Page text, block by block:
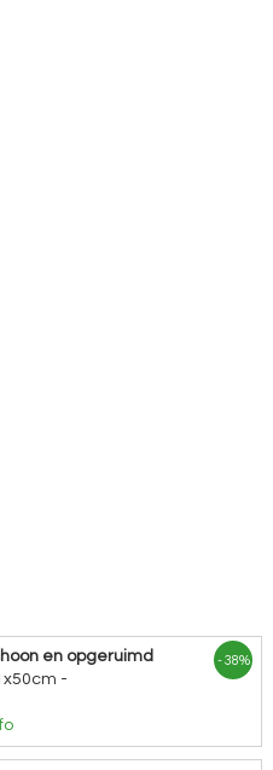
en opgeruimd
-
- 38%